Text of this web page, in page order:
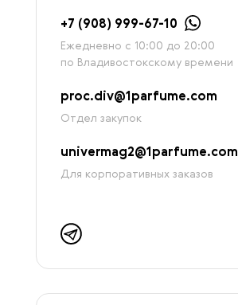
+7 (908) 999-67-10
Ежедневно с 10:00 до 20:00
по Владивостокскому времени
proc.div@1parfume.com
Отдел закупок
univermag2@1parfume.com
Для корпоративных заказов